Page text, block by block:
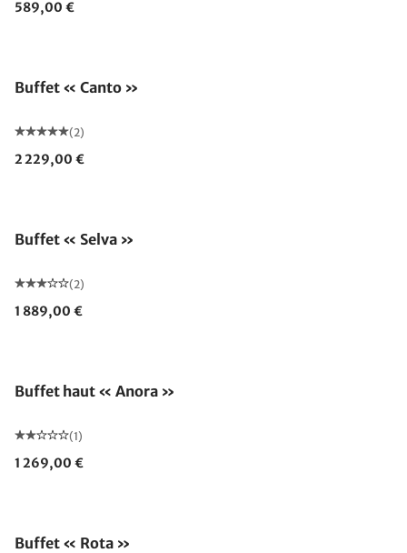
589,00 €
Buffet « Canto »
(2)
2 229,00 €
Buffet « Selva »
(2)
1 889,00 €
Buffet haut « Anora »
(1)
1 269,00 €
Buffet « Rota »